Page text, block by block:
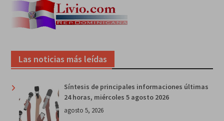
Las noticias más leídas
Síntesis de principales informaciones últimas
24 horas, miércoles 5 agosto 2026
agosto 5, 2026